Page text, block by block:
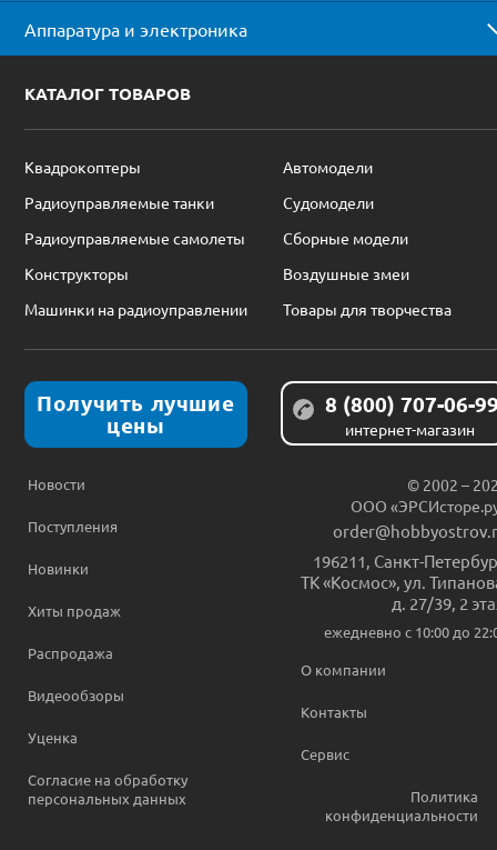
Аппаратура и электроника
КАТАЛОГ ТОВАРОВ
Квадрокоптеры
Автомодели
Радиоуправляемые танки
Судомодели
Радиоуправляемые самолеты
Сборные модели
Конструкторы
Воздушные змеи
Машинки на радиоуправлении
Товары для творчества
Получить лучшие
цены
8 (800) 707-06-
интернет-магазин
Новости
Поступления
Новинки
Хиты продаж
Распродажа
Видеообзоры
Уценка
Согласие на обработку
персональных данных
© 2002 –
ООО
196211 Санкт-
ТК «Космос», ул.
д. 27/39, 2
ежедневно c 10:00 до
О компании
Контакты
Сервис
Политика
конфиденциальности